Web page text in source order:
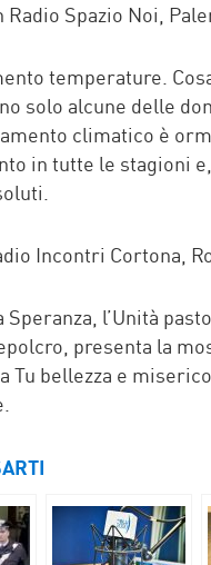
Spazio Noi,
temperature.
solo alcune delle
climatico è
in tutte le stagioni
Incontri Cortona,
l’Unità
presenta la
Tu bellezza e